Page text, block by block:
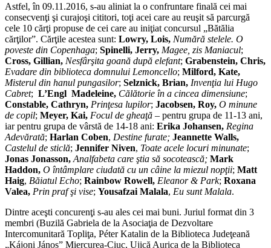
Astfel, în 09.11.2016, s-au aliniat la o confruntare finală cei mai
consecvenţi şi curajoşi cititori, toţi acei care au reuşit să parcurgă
cele 10 cărţi propuse de cei care au iniţiat concursul „Bătălia
cărţilor”. Cărţile acestea sunt: Lowry, Lois, Numără stelele. O
poveste din Copenhaga; Spinelli, Jerry, Magee, zis Maniacul;
Cross, Gillian, Nesfârşita goană după elefant; Grabenstein, Chris,
Evadare din biblioteca domnului Lemoncello; Milford, Kate,
Misterul din hanul pungasilor; Selznick, Brian, Invenţia lui Hugo
Cabret; L’Engl Madeleine, Călătorie în a cincea dimensiune;
Constable, Cathryn, Prinţesa lupilor; Jacobsen, Roy, O minune
de copil; Meyer, Kai, Focul de gheaţă – pentru grupa de 11-13 ani,
iar pentru grupa de vârstă de 14-18 ani: Erika Johansen, Regina
Adevărată; Harlan Coben, Destine furate; Jeannette Walls,
Castelul de sticlă; Jennifer Niven, Toate acele locuri minunate;
Jonas Jonasson, Analfabeta care ştia să socotească; Mark
Haddon, O întâmplare ciudată cu un câine la miezul nopţii; Matt
Haig, Băiatul Echo; Rainbow Rowell, Eleanor & Park; Roxana
Valea, Prin praf şi vise; Yousafzai Malala, Eu sunt Malala.
Dintre aceşti concurenţi s-au ales cei mai buni. Juriul format din 3
membri (Buzilă Gabriela de la Asociaţia de Dezvoltare
Intercomunitară Topliţa, Péter Katalin de la Biblioteca Judeţeană
„Kájoni János” Miercurea-Ciuc, Ujică Aurica de la Biblioteca